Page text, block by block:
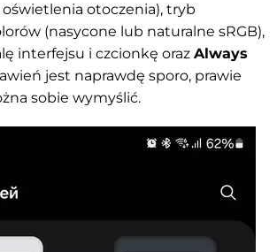
otoczenia), tryb
(nasycone lub naturalne sRGB),
interfejsu i czcionkę oraz Always
jest naprawdę sporo, prawie
sobie wymyślić.